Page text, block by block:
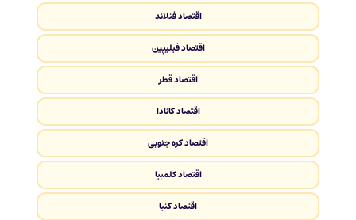
اقتصاد فنلاند
اقتصاد فیلیپین
اقتصاد قطر
اقتصاد کانادا
اقتصاد کره جنوبی
اقتصاد کلمبیا
اقتصاد کنیا